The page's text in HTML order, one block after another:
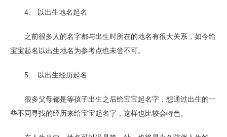
4、 以出生地名起名
之前很多人的名字都与出生时所在的地名有很大关系，如今给
宝宝起名以出生地名为参考点也未尝不可。
5、 以出生经历起名
很多父母都是等孩子出生之后给宝宝起名字，想通过出生的一
些不同寻找的经历来给宝宝起名字，这样也比较会特色。